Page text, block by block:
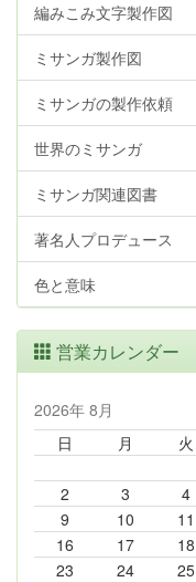
編みこみ文字製作図
ミサンガ製作図
ミサンガの製作依頼
世界のミサンガ
ミサンガ関連図書
著名人プロデュース
色と意味
営業カレンダー
2026年 8月
日
月 火
2
3 4
9
10 11
16
17 18
23
24 25